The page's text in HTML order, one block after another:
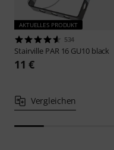
AKTUELLES PRODUKT
534
Stairville PAR 16 GU10 black
11 €
Vergleichen